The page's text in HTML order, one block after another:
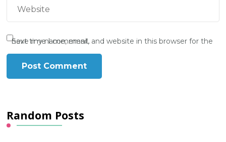
Save my name, email, and website in this browser for the next time I comment.
Random Posts